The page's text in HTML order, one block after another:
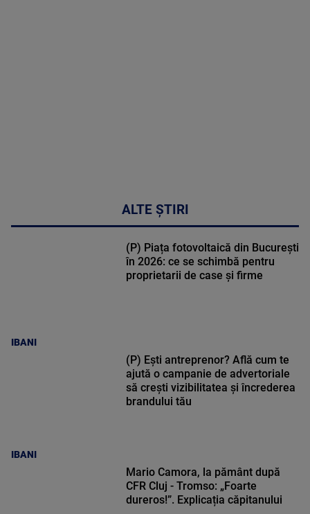
ALTE ȘTIRI
IBANI
(P) Piața fotovoltaică din București
în 2026: ce se schimbă pentru
proprietarii de case și firme
IBANI
(P) Ești antreprenor? Află cum te
ajută o campanie de advertoriale
să crești vizibilitatea și încrederea
brandului tău
Mario Camora, la pământ după
CFR Cluj - Tromso: „Foarte
dureros!”. Explicația căpitanului